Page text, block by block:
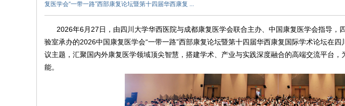
复医学会“一带一路”西部康复论坛暨第十四届华西康复 ...
2026年6月27日，由四川大学华西医院与成都康复医学会联合主办、中国康复医学会指导，
验室承办的2026中国康复医学会“一带一路”西部康复论坛暨第十四届华西康复国际学术论坛在
议主题，汇聚国内外康复医学领域顶尖智慧，搭建学术、产业与实践深度融合的高端交流平台
能。